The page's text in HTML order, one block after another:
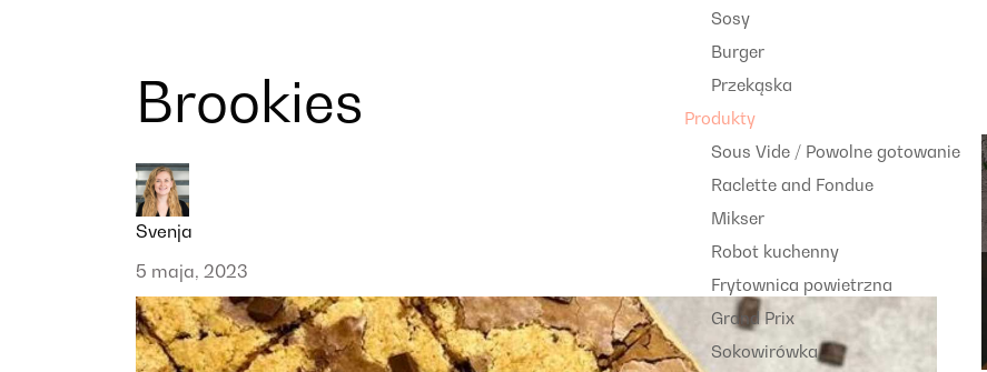
Sosy
Burger
Przekąska
Produkty
Sous Vide / Powolne gotowanie
Raclette and Fondue
Mikser
Robot kuchenny
Frytownica powietrzna
Grand Prix
Sokowirówka
Brookies
Svenja
5 maja, 2023